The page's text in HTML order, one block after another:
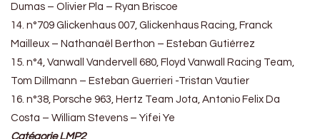
Dumas – Olivier Pla – Ryan Briscoe
14. n°709 Glickenhaus 007, Glickenhaus Racing, Franck
Mailleux – Nathanaël Berthon – Esteban Gutiérrez
15. n°4, Vanwall Vandervell 680, Floyd Vanwall Racing Team,
Tom Dillmann – Esteban Guerrieri -Tristan Vautier
16. n°38, Porsche 963, Hertz Team Jota, Antonio Felix Da
Costa – William Stevens – Yifei Ye
Catégorie LMP2